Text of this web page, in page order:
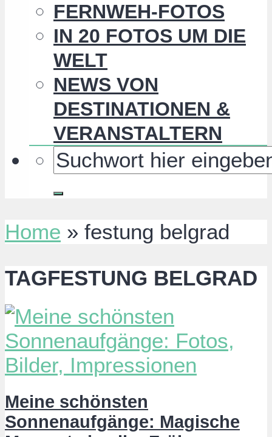
FERNWEH-FOTOS
IN 20 FOTOS UM DIE
WELT
NEWS VON
DESTINATIONEN &
VERANSTALTERN
Home » festung belgrad
TAGFESTUNG BELGRAD
Meine schönsten
Sonnenaufgänge: Magische